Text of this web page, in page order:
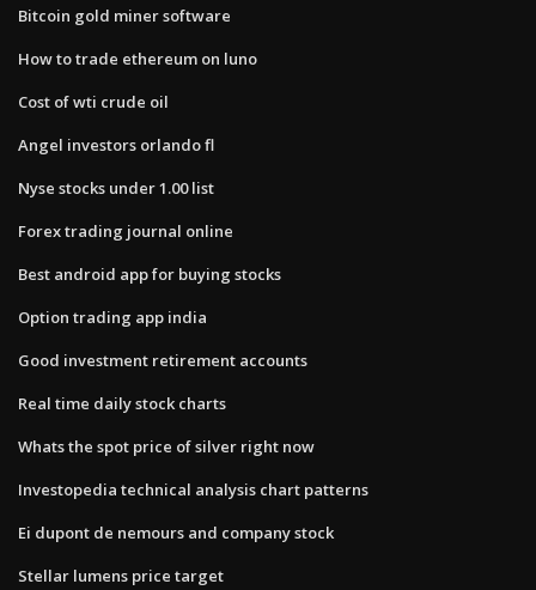
Bitcoin gold miner software
How to trade ethereum on luno
Cost of wti crude oil
Angel investors orlando fl
Nyse stocks under 1.00 list
Forex trading journal online
Best android app for buying stocks
Option trading app india
Good investment retirement accounts
Real time daily stock charts
Whats the spot price of silver right now
Investopedia technical analysis chart patterns
Ei dupont de nemours and company stock
Stellar lumens price target